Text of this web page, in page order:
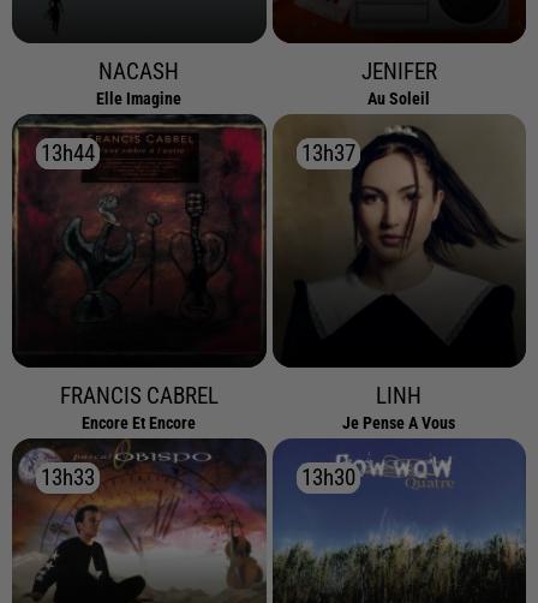
NACASH
Elle Imagine
JENIFER
Au Soleil
13h44
13h44
FRANCIS CABREL
Encore Et Encore
13h37
13h37
LINH
Je Pense A Vous
13h33
13h33 13h30
13h30